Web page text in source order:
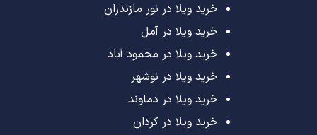
خرید ویلا در نور مازندران
خرید ویلا در آمل
خرید ویلا در محمود آباد
خرید ویلا در نوشهر
خرید ویلا در دماوند
خرید ویلا در کردان